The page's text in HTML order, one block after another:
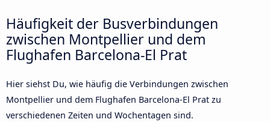
Häufigkeit der Busverbindungen
zwischen Montpellier und dem
Flughafen Barcelona-El Prat
Hier siehst Du, wie häufig die Verbindungen zwischen
Montpellier und dem Flughafen Barcelona-El Prat zu
verschiedenen Zeiten und Wochentagen sind.